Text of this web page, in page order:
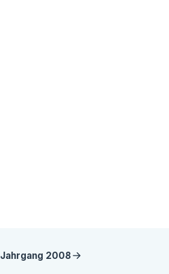
Jahrgang 2008